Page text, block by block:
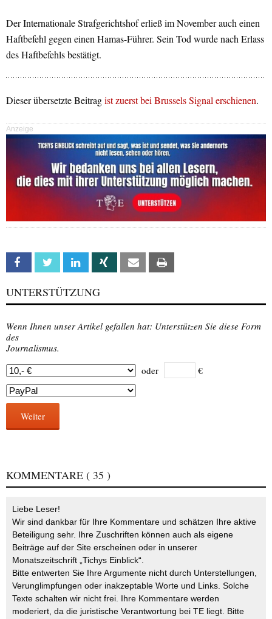
Der Internationale Strafgerichtshof erließ im November auch einen
Haftbefehl gegen einen Hamas-Führer. Sein Tod wurde nach Erlass
des Haftbefehls bestätigt.
Dieser übersetzte Beitragist zuerst bei Brussels Signal erschienen.
Anzeige
Facebook Twitter Linkedin Xing Email
UNTERSTÜTZUNG
Wenn Ihnen unser Artikel gefallen hat: Unterstützen Sie diese Form
des
Journalismus.
oder
€
Weiter
KOMMENTARE ( 35 )
Liebe Leser!
Wir sind dankbar für Ihre Kommentare und schätzen Ihre aktive
Beteiligung sehr. Ihre Zuschriften können auch als eigene
Beiträge auf der Site erscheinen oder in unserer
Monatszeitschrift „Tichys Einblick“.
Bitte entwerten Sie Ihre Argumente nicht durch Unterstellungen,
Verunglimpfungen oder inakzeptable Worte und Links. Solche
Texte schalten wir nicht frei. Ihre Kommentare werden
moderiert, da die juristische Verantwortung bei TE liegt. Bitte